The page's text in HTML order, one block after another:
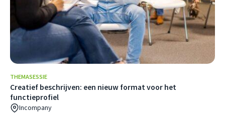
THEMASESSIE
Creatief beschrijven: een nieuw format voor het
functieprofiel
Incompany